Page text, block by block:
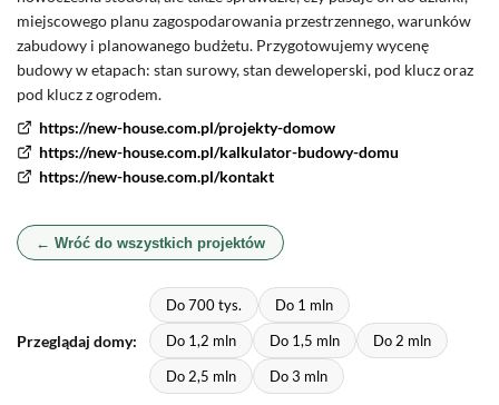
miejscowego planu zagospodarowania przestrzennego, warunków
zabudowy i planowanego budżetu. Przygotowujemy wycenę
budowy w etapach: stan surowy, stan deweloperski, pod klucz oraz
pod klucz z ogrodem.
https://new-house.com.pl/projekty-domow
https://new-house.com.pl/kalkulator-budowy-domu
https://new-house.com.pl/kontakt
← Wróć do wszystkich projektów
Przeglądaj domy:
Do 700 tys.
Do 1 mln
Do 1,2 mln
Do 1,5 mln
Do 2 mln
Do 2,5 mln
Do 3 mln